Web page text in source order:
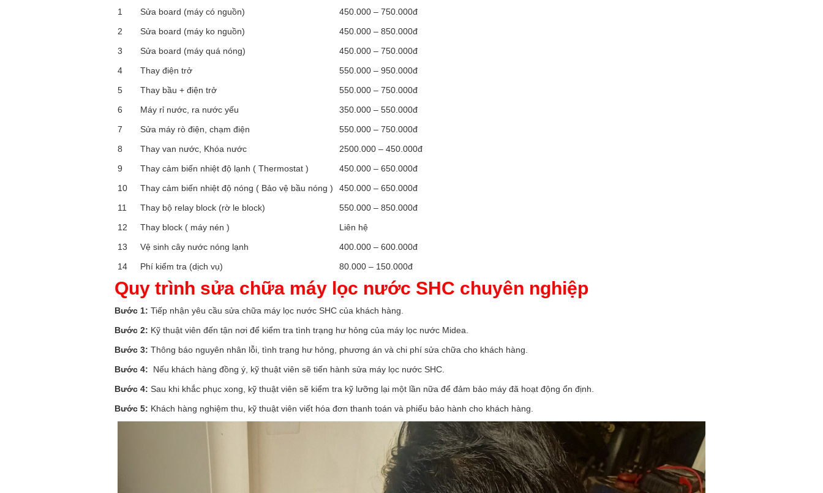
1
Sửa board (máy có nguồn)
450.000 – 750.000đ
2
Sửa board (máy ko nguồn)
450.000 – 850.000đ
3
Sửa board (máy quá nóng)
450.000 – 750.000đ
4
Thay điện trở
550.000 – 950.000đ
5
Thay bầu + điện trở
550.000 – 750.000đ
6
Máy rỉ nước, ra nước yếu
350.000 – 550.000đ
7
Sửa máy rò điện, chạm điện
550.000 – 750.000đ
8
Thay van nước, Khóa nước
2500.000 – 450.000đ
9
Thay cảm biến nhiệt độ lạnh ( Thermostat )
450.000 – 650.000đ
10
Thay cảm biến nhiệt độ nóng ( Bảo vệ bầu nóng )
450.000 – 650.000đ
11
Thay bộ relay block (rờ le block)
550.000 – 850.000đ
12
Thay block ( máy nén )
Liên hệ
13
Vệ sinh cây nước nóng lạnh
400.000 – 600.000đ
14
Phí kiểm tra (dịch vụ) 80.000 – 150.000đ
Quy trình sửa chữa máy lọc nước SHC chuyên nghiệp
Bước 1: Tiếp nhận yêu cầu sửa chữa máy lọc nước SHC của khách hàng.
Bước 2: Kỹ thuật viên đến tận nơi để kiểm tra tình trạng hư hỏng của máy lọc nước Midea.
Bước 3: Thông báo nguyên nhân lỗi, tình trạng hư hỏng, phương án và chi phí sửa chữa cho khách hàng.
Bước 4:
Nếu khách hàng đồng ý, kỹ thuật viên sẽ tiến hành sửa máy lọc nước SHC.
Bước 4: Sau khi khắc phục xong, kỹ thuật viên sẽ kiểm tra kỹ lưỡng lại một lần nữa để đảm bảo máy đã hoạt động ổn định.
Bước 5: Khách hàng nghiệm thu, kỹ thuật viên viết hóa đơn thanh toán và phiếu bảo hành cho khách hàng.